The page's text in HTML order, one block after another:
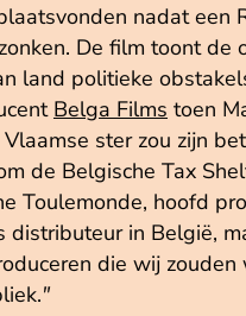
nadat een
De film toont
land politieke
Belga Films toen
ster zou zijn
de Belgische Tax
Toulemonde, hoofd
in België,
die wij
"